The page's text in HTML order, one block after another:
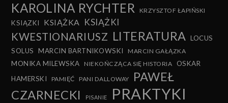
KAROLINA RYCHTER KRZYSZTOF ŁAPIŃSKI
KSIĄZKI KSIĄŻKA KSIĄŻKI
KWESTIONARIUSZ LITERATURA LOCUS
SOLUS
MARCIN BARTNIKOWSKI MARCIN GAŁĄZKA
MONIKA MILEWSKA NIEKOŃCZĄCA SIĘ HISTORIA OSKAR
HAMERSKI
PAMIĘĆ PANI DALLOWAY
PAWEŁ
CZARNECKI
PISANIE
PRAKTYKI